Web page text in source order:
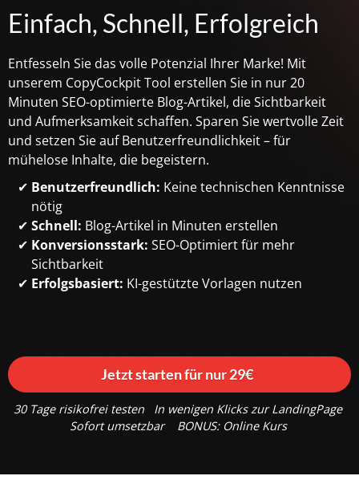
Einfach, Schnell, Erfolgreich
Entfesseln Sie das volle Potenzial Ihrer Marke! Mit
unserem CopyCockpit Tool erstellen Sie in nur 20
Minuten SEO-optimierte Blog-Artikel, die Sichtbarkeit
und Aufmerksamkeit schaffen. Sparen Sie wertvolle Zeit
und setzen Sie auf Benutzerfreundlichkeit – für
mühelose Inhalte, die begeistern.
Benutzerfreundlich: Keine technischen Kenntnisse
nötig
Schnell: Blog-Artikel in Minuten erstellen
Konversionsstark: SEO-Optimiert für mehr
Sichtbarkeit
Erfolgsbasiert: KI-gestützte Vorlagen nutzen
Jetzt starten für nur 29€
30 Tage risikofrei testen In wenigen Klicks zur LandingPage
Sofort umsetzbar
BONUS: Online Kurs